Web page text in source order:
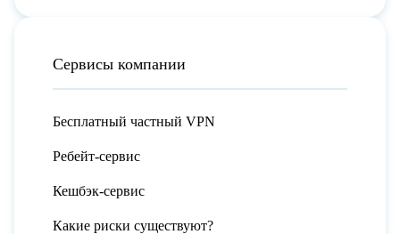
Сервисы компании
Бесплатный частный VPN
Ребейт-сервис
Кешбэк-сервис
Какие риски существуют?